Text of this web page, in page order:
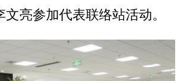
亮参加代表联络站活动。